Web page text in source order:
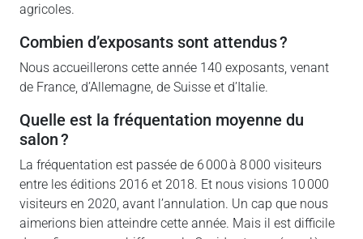
agricoles.
combien d’exposants sont attendus ?
Nous accueillerons cette année 140 exposants, venant
de France, d’Allemagne, de Suisse et d’Italie.
quelle est la fréquentation moyenne du
salon ?
La fréquentation est passée de 6 000 à 8 000 visiteurs
entre les éditions 2016 et 2018. Et nous visions 10 000
visiteurs en 2020, avant l’annulation. Un cap que nous
aimerions bien atteindre cette année. Mais il est difficile